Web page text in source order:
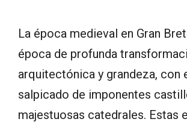
La época medieval en Gran
época de profunda
arquitectónica y grandeza, con
salpicado de imponentes
majestuosas catedrales. Estas